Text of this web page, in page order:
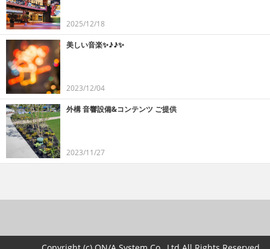
2025/12/18
美しい音楽✨♪♪✨
2023/12/04
外構 音響設備&コンテンツ ご提供
2023/11/27